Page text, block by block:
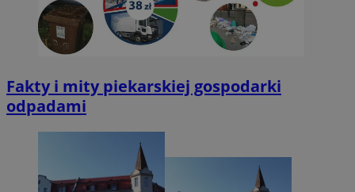
Fakty i mity piekarskiej gospodarki
odpadami